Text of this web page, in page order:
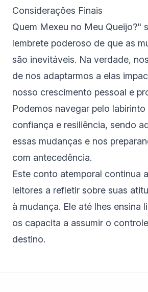
Considerações Finais
Quem Mexeu no Meu Queijo?"
lembrete poderoso de que as
são inevitáveis. Na verdade,
de nos adaptarmos a elas
nosso crescimento pessoal e
Podemos navegar pelo
confiança e resiliência, sendo
essas mudanças e nos
com antecedência.
Este conto atemporal continua
leitores a refletir sobre suas
à mudança. Ele até lhes ensina
os capacita a assumir o
destino.